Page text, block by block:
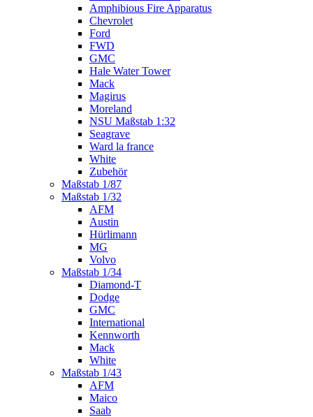
Amphibious Fire Apparatus
Chevrolet
Ford
FWD
GMC
Hale Water Tower
Mack
Magirus
Moreland
NSU Maßstab 1:32
Seagrave
Ward la france
White
Zubehör
Maßstab 1/87
Maßstab 1/32
AFM
Austin
Hürlimann
MG
Volvo
Maßstab 1/34
Diamond-T
Dodge
GMC
International
Kennworth
Mack
White
Maßstab 1/43
AFM
Maico
Saab